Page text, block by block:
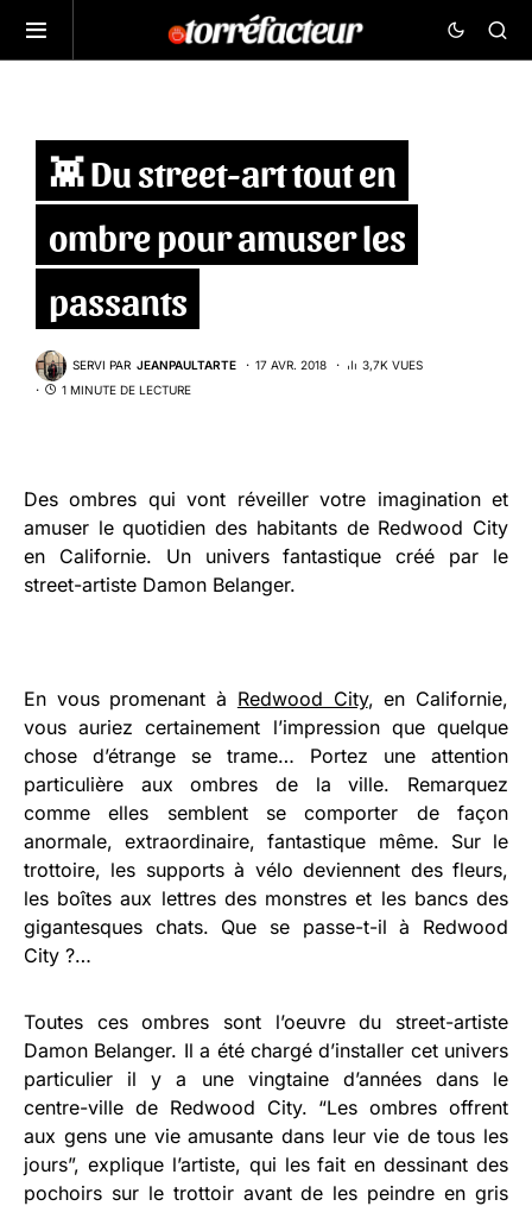
👾 Du street-art tout en
ombre pour amuser les
passants
SERVI PAR JEANPAULTARTE 17 AVR. 2018
3,7K VUES
1 MINUTE DE LECTURE
Des ombres qui vont réveiller votre imagination et
amuser le quotidien des habitants de Redwood City
en Californie. Un univers fantastique créé par le
street-artiste Damon Belanger.
En vous promenant à Redwood City, en Californie,
vous auriez certainement l’impression que quelque
chose d’étrange se trame… Portez une attention
particulière aux ombres de la ville. Remarquez
comme elles semblent se comporter de façon
anormale, extraordinaire, fantastique même. Sur le
trottoire, les supports à vélo deviennent des fleurs,
les boîtes aux lettres des monstres et les bancs des
gigantesques chats. Que se passe-t-il à Redwood
City ?…
Toutes ces ombres sont l’oeuvre du street-artiste
Damon Belanger. Il a été chargé d’installer cet univers
particulier il y a une vingtaine d’années dans le
centre-ville de Redwood City. “Les ombres offrent
aux gens une vie amusante dans leur vie de tous les
jours”, explique l’artiste, qui les fait en dessinant des
pochoirs sur le trottoir avant de les peindre en gris